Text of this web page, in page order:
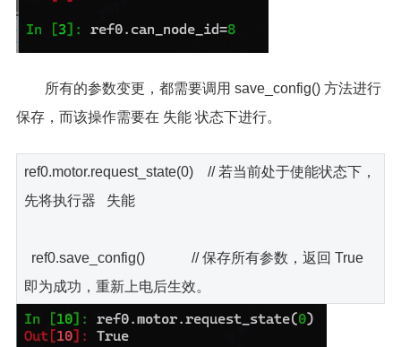
所有的参数变更，都需要调用 save_config() 方法进行
保存，而该操作需要在 失能 状态下进行。
ref0.motor.request_state(0) // 若当前处于使能状态下，
先将执行器 失能
ref0.save_config() // 保存所有参数，返回 True
即为成功，重新上电后生效。